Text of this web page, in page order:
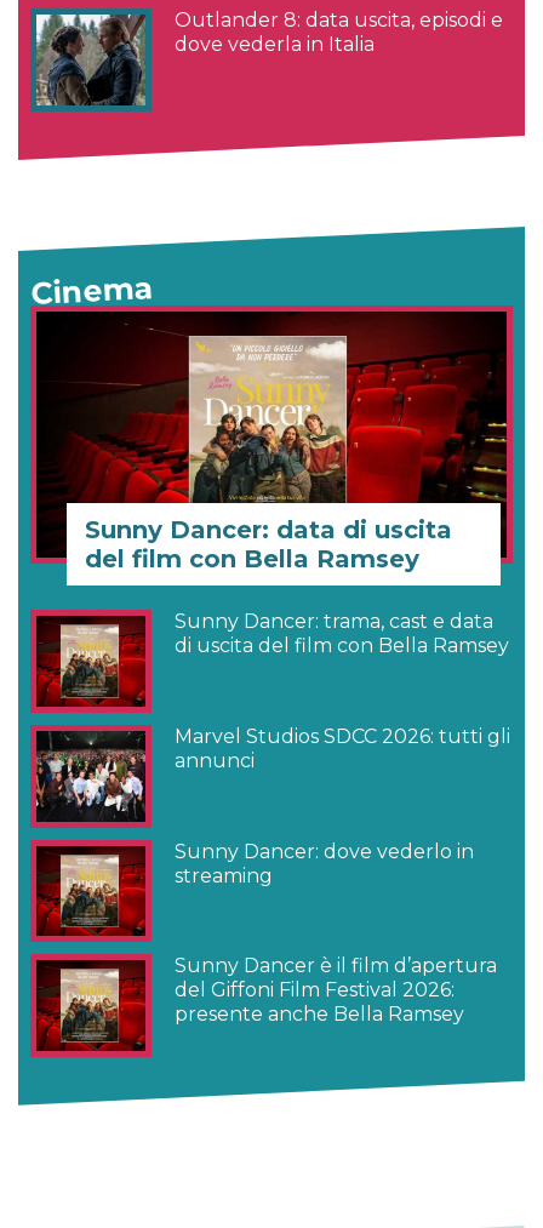
Outlander 8: data uscita, episodi e
dove vederla in Italia
Cinema
Sunny Dancer: data di uscita
del film con Bella Ramsey
Sunny Dancer: trama, cast e data
di uscita del film con Bella Ramsey
Marvel Studios SDCC 2026: tutti gli
annunci
Sunny Dancer: dove vederlo in
streaming
Sunny Dancer è il film d’apertura
del Giffoni Film Festival 2026:
presente anche Bella Ramsey